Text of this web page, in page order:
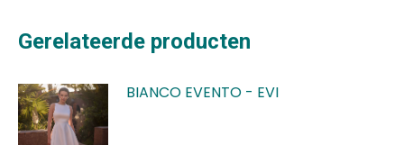
Gerelateerde producten
BIANCO EVENTO - EVI